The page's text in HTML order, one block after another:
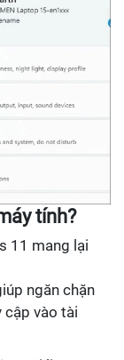
tính?
11 mang lại
ngăn chặn
vào tài